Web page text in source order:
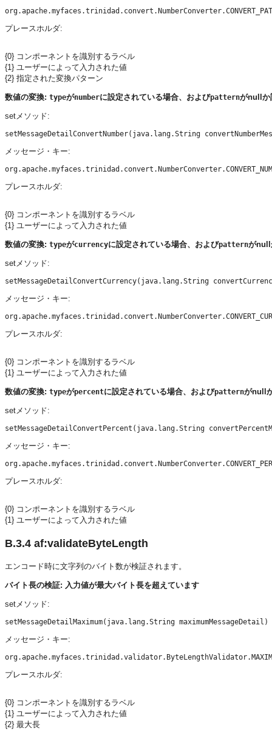
プレースホルダ:
{0} コンポーネントを識別するラベル
{1} ユーザーによって入力された値
{2} 指定された変換パターン
数値の変換: typeがnumberに設定されている場合、およびpatternがnullか
setメソッド:
メッセージ・キー:
プレースホルダ:
{0} コンポーネントを識別するラベル
{1} ユーザーによって入力された値
数値の変換: typeがcurrencyに設定されている場合、およびpatternがnull
setメソッド:
メッセージ・キー:
プレースホルダ:
{0} コンポーネントを識別するラベル
{1} ユーザーによって入力された値
数値の変換: typeがpercentに設定されている場合、およびpatternがnull
setメソッド:
メッセージ・キー:
プレースホルダ:
{0} コンポーネントを識別するラベル
{1} ユーザーによって入力された値
B.3.4 af:validateByteLength
エンコード時に文字列のバイト数が検証されます。
バイト長の検証: 入力値が最大バイト長を超えています
setメソッド:
メッセージ・キー:
プレースホルダ:
{0} コンポーネントを識別するラベル
{1} ユーザーによって入力された値
{2} 最大長